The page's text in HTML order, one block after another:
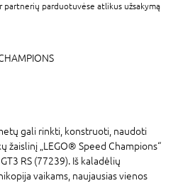
partnerių parduotuvėse atlikus užsakymą
gali rinkti, konstruoti, naudoti
žaislinį „LEGO® Speed Champions“
RS (77239). Iš kaladėlių
vaikams, naujausias vienos